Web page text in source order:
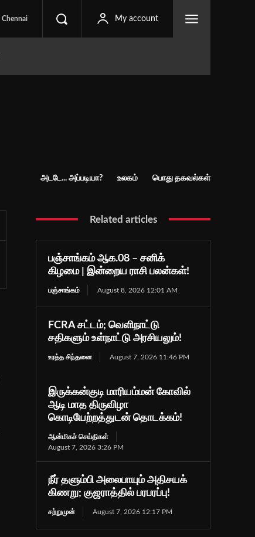
Chennai My account
அடடே... அப்படியா? உலகம் பொது தகவல்கள்
Related articles
பஞ்சாங்கம் ஆக.08 – சனிக்
கிழமை | இன்றைய ராசி பலன்கள்!
பஞ்சாங்கம் August 8, 2026 12:01 AM
FCRA சட்டம்; வெளிநாட்டு
சதிகளும் உள்நாட்டு அரசியலும்!
உரத்த சிந்தனை August 7, 2026 11:46 PM
இருக்கன்குடி மாரியம்மன் கோவில்
ஆடி மாத திருவிழா
கொடியேற்றத்துடன் தொடக்கம்!
ஆன்மிகச் செய்திகள்
August 7, 2026 3:26 PM
நீர் தளும்பி அலைபாயும் அதிசயக்
கிணறு; குஜராத்தில் பரபரப்பு!
சற்றுமுன் August 7, 2026 12:17 PM